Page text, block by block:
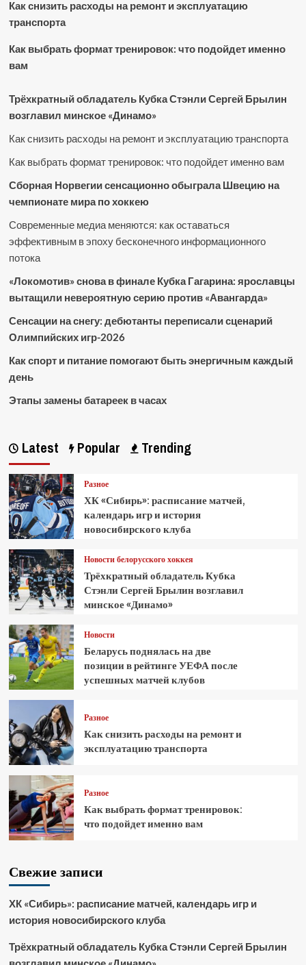
Как снизить расходы на ремонт и эксплуатацию
транспорта
Как выбрать формат тренировок: что подойдет именно
вам
Трёхкратный обладатель Кубка Стэнли Сергей Брылин
возглавил минское «Динамо»
Как снизить расходы на ремонт и эксплуатацию транспорта
Как выбрать формат тренировок: что подойдет именно вам
Сборная Норвегии сенсационно обыграла Швецию на
чемпионате мира по хоккею
Современные медиа меняются: как оставаться
эффективным в эпоху бесконечного информационного
потока
«Локомотив» снова в финале Кубка Гагарина: ярославцы
вытащили невероятную серию против «Авангарда»
Сенсации на снегу: дебютанты переписали сценарий
Олимпийских игр-2026
Как спорт и питание помогают быть энергичным каждый
день
Этапы замены батареек в часах
Latest Popular Trending
Разное
ХК «Сибирь»: расписание матчей,
календарь игр и история
новосибирского клуба
Новости белорусского хоккея
Трёхкратный обладатель Кубка
Стэнли Сергей Брылин возглавил
минское «Динамо»
Новости
Беларусь поднялась на две
позиции в рейтинге УЕФА после
успешных матчей клубов
Разное
Как снизить расходы на ремонт и
эксплуатацию транспорта
Разное
Как выбрать формат тренировок:
что подойдет именно вам
Свежие записи
ХК «Сибирь»: расписание матчей, календарь игр и
история новосибирского клуба
Трёхкратный обладатель Кубка Стэнли Сергей Брылин